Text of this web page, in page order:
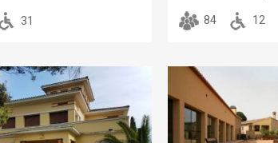
31 84 12